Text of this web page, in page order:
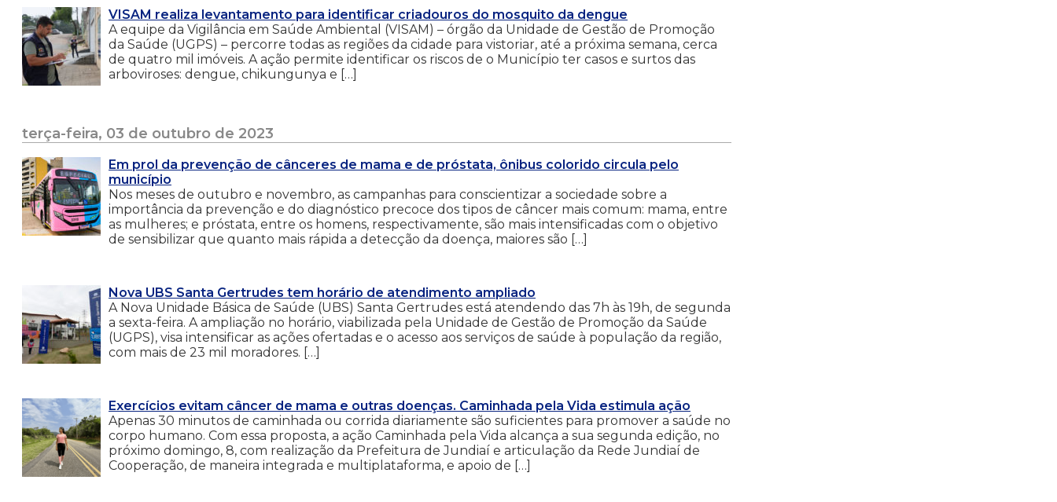
VISAM realiza levantamento para identificar criadouros do mosquito da dengue
A equipe da Vigilância em Saúde Ambiental (VISAM) – órgão da Unidade de Gestão de Promoção
da Saúde (UGPS) – percorre todas as regiões da cidade para vistoriar, até a próxima semana, cerca
de quatro mil imóveis. A ação permite identificar os riscos de o Município ter casos e surtos das
arboviroses: dengue, chikungunya e […]
terça-feira, 03 de outubro de 2023
Em prol da prevenção de cânceres de mama e de próstata, ônibus colorido circula pelo
município
Nos meses de outubro e novembro, as campanhas para conscientizar a sociedade sobre a
importância da prevenção e do diagnóstico precoce dos tipos de câncer mais comum: mama, entre
as mulheres; e próstata, entre os homens, respectivamente, são mais intensificadas com o objetivo
de sensibilizar que quanto mais rápida a detecção da doença, maiores são […]
Nova UBS Santa Gertrudes tem horário de atendimento ampliado
A Nova Unidade Básica de Saúde (UBS) Santa Gertrudes está atendendo das 7h às 19h, de segunda
a sexta-feira. A ampliação no horário, viabilizada pela Unidade de Gestão de Promoção da Saúde
(UGPS), visa intensificar as ações ofertadas e o acesso aos serviços de saúde à população da região,
com mais de 23 mil moradores. […]
Exercícios evitam câncer de mama e outras doenças. Caminhada pela Vida estimula ação
Apenas 30 minutos de caminhada ou corrida diariamente são suficientes para promover a saúde no
corpo humano. Com essa proposta, a ação Caminhada pela Vida alcança a sua segunda edição, no
próximo domingo, 8, com realização da Prefeitura de Jundiaí e articulação da Rede Jundiaí de
Cooperação, de maneira integrada e multiplataforma, e apoio de […]